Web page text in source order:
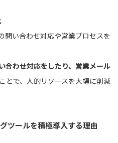
問い合わせ対応や営業プロセスを
合わせ対応をしたり、営業メール
とで、人的リソースを大幅に削減
ツールを積極導入する理由